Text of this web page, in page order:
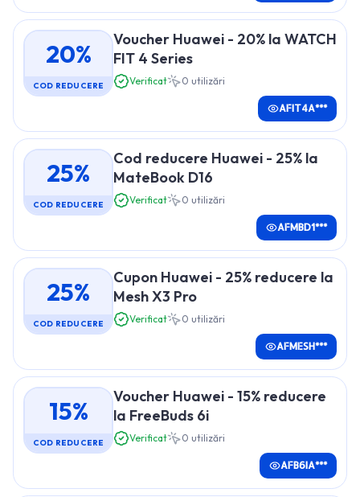
20%
COD REDUCERE
Voucher Huawei - 20% la WATCH
FIT 4 Series
Verificat 0 utilizări
AFIT4A***
25%
COD REDUCERE
Cod reducere Huawei - 25% la
MateBook D16
Verificat 0 utilizări
AFMBD1***
25%
COD REDUCERE
Cupon Huawei - 25% reducere la
Mesh X3 Pro
Verificat 0 utilizări
AFMESH***
15%
COD REDUCERE
Voucher Huawei - 15% reducere
la FreeBuds 6i
Verificat 0 utilizări
AFB6IA***